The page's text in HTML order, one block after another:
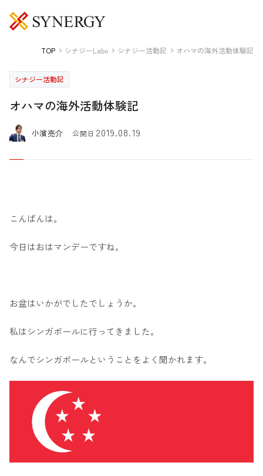
TOP シナジーLabo シナジー活動記 オハマの海外活動体験記
シナジー活動記
オハマの海外活動体験記
小濱亮介 公開日 2019.08.19
こんばんは。
今日はおはマンデーですね。
お盆はいかがでしたでしょうか。
私はシンガポールに行ってきました。
なんでシンガポールということをよく聞かれます。